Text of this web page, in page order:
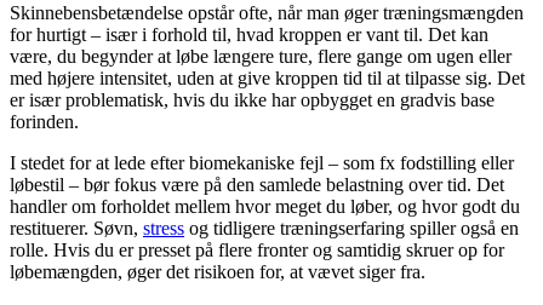
Skinnebensbetændelse opstår ofte, når man øger træningsmængden
for hurtigt – især i forhold til, hvad kroppen er vant til. Det kan
være, du begynder at løbe længere ture, flere gange om ugen eller
med højere intensitet, uden at give kroppen tid til at tilpasse sig. Det
er især problematisk, hvis du ikke har opbygget en gradvis base
forinden.
I stedet for at lede efter biomekaniske fejl – som fx fodstilling eller
løbestil – bør fokus være på den samlede belastning over tid. Det
handler om forholdet mellem hvor meget du løber, og hvor godt du
restituerer. Søvn, stress og tidligere træningserfaring spiller også en
rolle. Hvis du er presset på flere fronter og samtidig skruer op for
løbemængden, øger det risikoen for, at vævet siger fra.